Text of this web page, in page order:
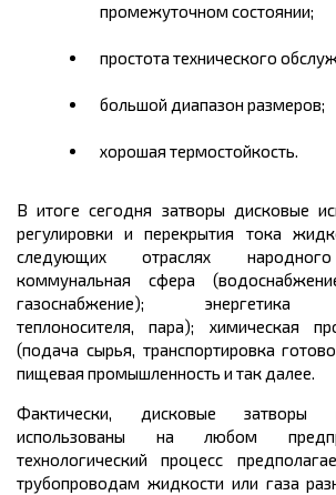
промежуточном состоянии;
простота технического
большой диапазон размеров;
хорошая термостойкость.
В итоге сегодня затворы дисковые
регулировки и перекрытия тока
следующих отраслях народного
коммунальная сфера
газоснабжение); энергетика
теплоносителя, пара); химическая
(подача сырья, транспортировка
пищевая промышленность и так далее.
Фактически, дисковые затворы
использованы на любом
технологический процесс
трубопроводам жидкости или газа